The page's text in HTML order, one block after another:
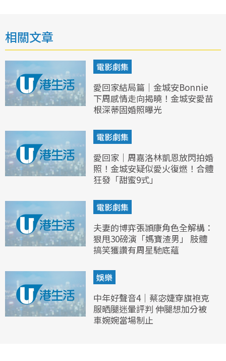
相關文章
電影劇集
愛回家結局篇｜金城安Bonnie
下周感情走向揭曉！金城安愛苗
根深蒂固婚照曝光
電影劇集
愛回家｜周嘉洛林凱恩放閃拍婚
照！金城安疑似愛火復燃！合體
狂發「甜蜜9式」
電影劇集
夫妻的博弈張頴康角色全解構：
狠甩30磅演「媽寶渣男」 肢體
搞笑獲讚有周星馳底蘊
娛樂
中年好聲音4｜蔡宓婕穿旗袍克
服晒腿迷暈評判 伸腿想加分被
車婉婉當場制止